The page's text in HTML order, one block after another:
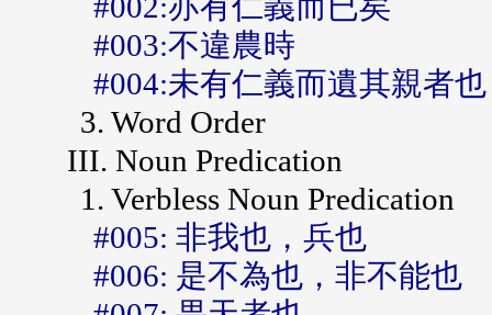
#003:不違農時
#004:未有仁義而遺其親者也
3. Word Order
III. Noun Predication
1. Verbless Noun Predication
#005: 非我也，兵也
#006: 是不為也，非不能也